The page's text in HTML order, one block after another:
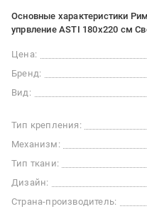
Основные характеристики
упрвление ASTI 180x220 см
Цена:
Бренд:
Вид:
Тип крепления:
Механизм:
Тип ткани:
Дизайн:
Страна-производитель: